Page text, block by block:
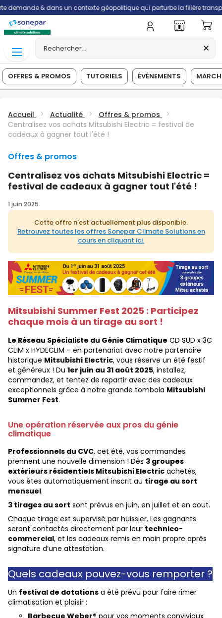
& dans un contexte géopolitique qui perturbe la filière transport, les
OFFRES & PROMOS TUTORIELS ÉVÈNEMENTS
Accueil Actualité
Offres & promos
Centralisez vos achats Mitsubishi Electric = festival de
cadeaux à gagner tout l'été !
Offres & promos
Centralisez vos achats Mitsubishi Electric =
festival de cadeaux à gagner tout l'été !
1 juin 2025
Cette offre n'est actuellement plus disponible.
Retrouvez toutes les offres Sonepar Climate Solutions en
cours en cliquant ici.
Mitsubishi Summer Fest 2025 : Participez
chaque mois à un tirage au sort !
Le Réseau Spécialiste du Génie Climatique CD SUD x 3C
CLIM x HYDECLIM – en partenariat avec notre partenaire
historique Mitsubishi Electric, vous réserve un été festif
et généreux ! Du 1er juin au 31 août 2025, installez,
commandez, et tentez de repartir avec des cadeaux
exceptionnels grâce à notre grande tombola Mitsubishi
Summer Fest.
Une opération réservée aux pros du génie
climatique
Professionnels du CVC, cet été, vos commandes
prennent une nouvelle dimension ! Dès 3 groupes
extérieurs résidentiels Mitsubishi Electric achetés,
vous êtes automatiquement inscrit au tirage au sort
mensuel.
3 tirages au sort sont prévus en juin, en juillet et en aout.
Chaque tirage est supervisé par huissier. Les gagnants
seront contactés directement par leur technico-
commercial, et les cadeaux remis en main propre après
signature d’une attestation.
Quels cadeaux pouvez-vous remporter ?
Un festival de dotations a été prévu pour faire rimer
climatisation et plaisir :
Barbecue Weber® pour vos moments conviviaux